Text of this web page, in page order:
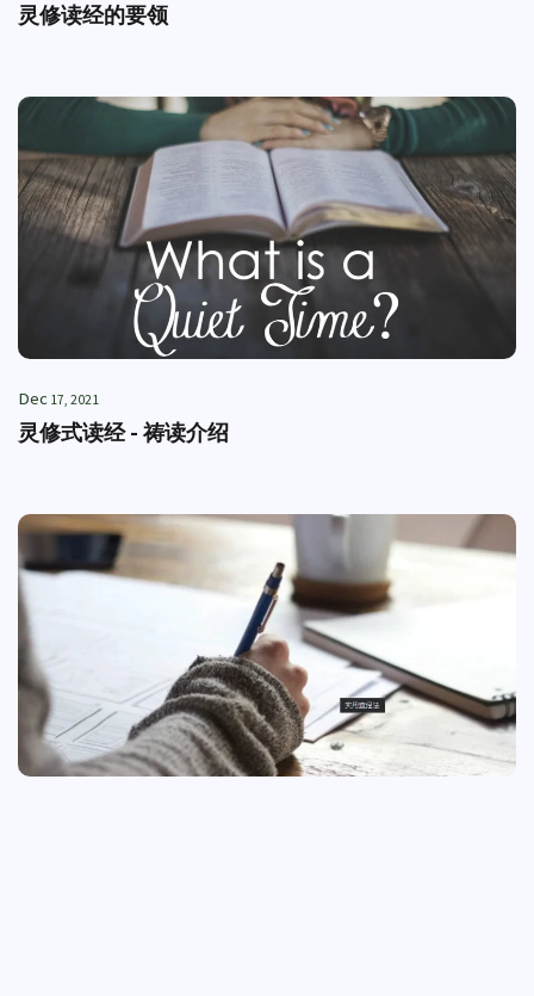
灵修读经的要领
Dec 17, 2021
灵修式读经 - 祷读介绍